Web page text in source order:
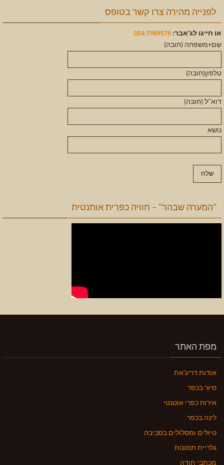
לפנייה מהירה צרו קשר בטופס
או חייגו לג'אבר: 054-7969576
שם+משפחה (חובה)
טלפון(חובה)
דוא"ל (חובה)
נושא
"המערה שבהר" – חוויה כפרית אותנטית
מפת האתר
אודות דריג'את
סיור בכפר
אירוח כפרי אוטנטי
לינה בכפר
טיולים ומסלולים בסביבה
גלריית תמונות
מכתבי תודה